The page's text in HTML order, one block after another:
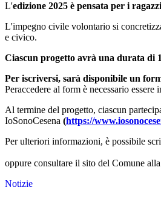
L'edizione 2025 è pensata per i
L'impegno civile volontario si
e civico.
Ciascun progetto avrà una durata di
Per iscriversi, sarà disponibile un
Peraccedere al form è necessario
Al termine del progetto, ciascun
IoSonoCesena (https://
Per ulteriori informazioni, è possibile
oppure consultare il sito del Comune
Notizie